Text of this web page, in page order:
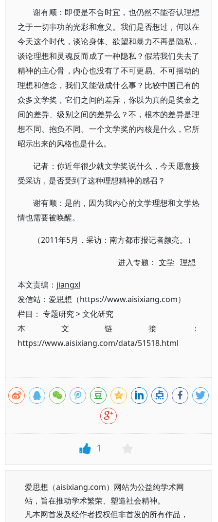
谢有顺：即便是不合时宜，也仍然不能否认理想
之于一切事功的光彩和意义。我们是否想过，何以在
今天这个时代，谈论身体、欲望和暴力不再是隐私，
谈论理想和灵魂反而成了一种隐私？假若我们失去了
精神的主心骨，内心也没有了不可更易、不可摇动的
理想和信念，我们又能做成什么事？比较中国已有的
众多文学奖，它们之间的差异，你以为真的是奖金之
间的差异、级别之间的差异么？不，根本的差异是理
想不同、抱负不同。一个文学奖的内核是什么，它所
昭示出来的风格也是什么。
记者：你近年很少就文学奖说什么，今天愿意接
受采访，是否受到了这种理想精神的感召？
谢有顺：是的，因为我内心的文学理想和文学热
情也需要被唤醒。
（2011年5月，采访：南方都市报记者颜亮。）
进入专题：文学 理想
本文责编： jiangxl
发信站：爱思想（https://www.aisixiang.com）
栏目： 专题研究>文化研究
本文链接：
https://www.aisixiang.com/data/51518.html
1
爱思想（aisixiang.com）网站为公益纯学术网
站，旨在推动学术繁荣、塑造社会精神。
凡本网首发及经作者授权但非首发的所有作品，